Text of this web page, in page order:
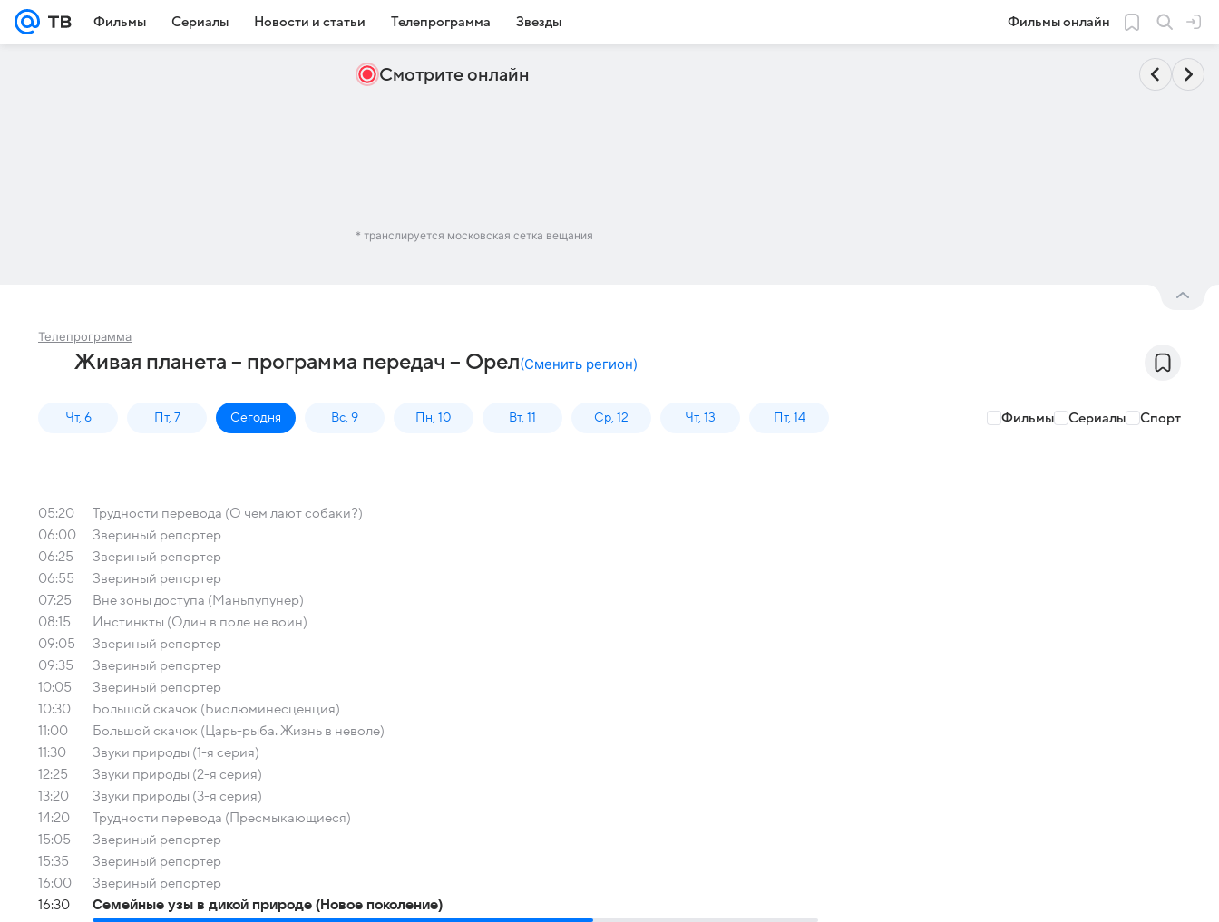
Фильмы Сериалы Новости и статьи Телепрограмма Звезды Фильмы онлайн
Смотрите онлайн
* транслируется московская сетка вещания
Телепрограмма
Живая планета – программа передач – Орел(Сменить регион)
Чт, 6 Пт, 7 Сегодня Вс, 9 Пн, 10 Вт, 11 Ср, 12 Чт, 13 Пт, 14 Фильмы Сериалы Спорт
05:20
Трудности перевода (О чем лают собаки?)
06:00
Звериный репортер
06:25
Звериный репортер
06:55
Звериный репортер
07:25
Вне зоны доступа (Маньпупунер)
08:15
Инстинкты (Один в поле не воин)
09:05
Звериный репортер
09:35
Звериный репортер
10:05
Звериный репортер
10:30
Большой скачок (Биолюминесценция)
11:00
Большой скачок (Царь-рыба. Жизнь в неволе)
11:30
Звуки природы (1-я серия)
12:25
Звуки природы (2-я серия)
13:20
Звуки природы (3-я серия)
14:20
Трудности перевода (Пресмыкающиеся)
15:05
Звериный репортер
15:35
Звериный репортер
16:00
Звериный репортер
16:30
Семейные узы в дикой природе (Новое поколение)